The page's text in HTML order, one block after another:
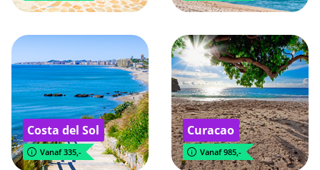
Costa del Sol
Vanaf 335,-
Curacao
Vanaf 985,-